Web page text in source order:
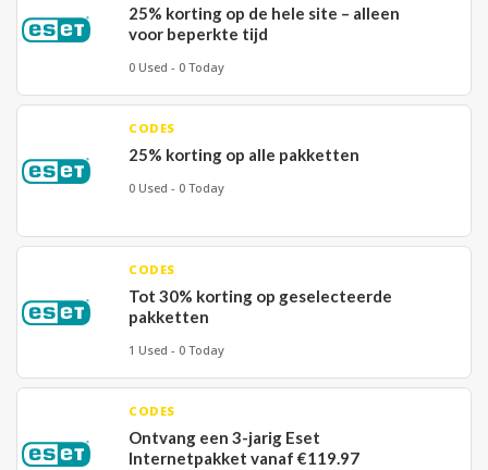
25% korting op de hele site – alleen
voor beperkte tijd
0 Used - 0 Today
CODES
25% korting op alle pakketten
0 Used - 0 Today
CODES
Tot 30% korting op geselecteerde
pakketten
1 Used - 0 Today
CODES
Ontvang een 3-jarig Eset
Internetpakket vanaf €119.97